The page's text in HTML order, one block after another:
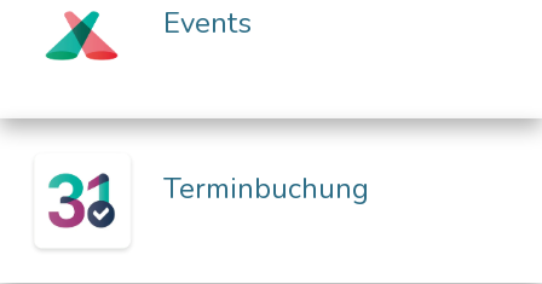
Events
Terminbuchung